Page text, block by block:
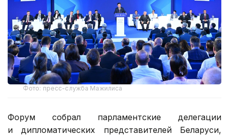
Фото: пресс-служба Мажилиса
Форум собрал парламентские делегации
и дипломатических представителей Беларуси,